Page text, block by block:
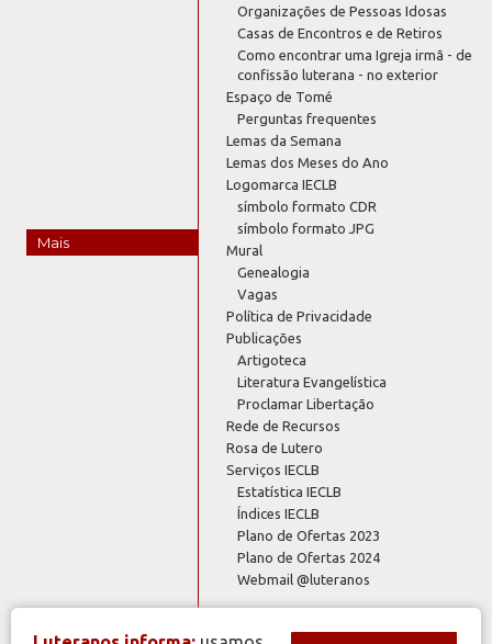
Mais
Organizações de Pessoas Idosas
Casas de Encontros e de Retiros
Como encontrar uma Igreja irmã - de
confissão luterana - no exterior
Espaço de Tomé
Perguntas frequentes
Lemas da Semana
Lemas dos Meses do Ano
Logomarca IECLB
símbolo formato CDR
símbolo formato JPG
Mural
Genealogia
Vagas
Política de Privacidade
Publicações
Artigoteca
Literatura Evangelística
Proclamar Libertação
Rede de Recursos
Rosa de Lutero
Serviços IECLB
Estatística IECLB
Índices IECLB
Plano de Ofertas 2023
Plano de Ofertas 2024
Webmail @luteranos